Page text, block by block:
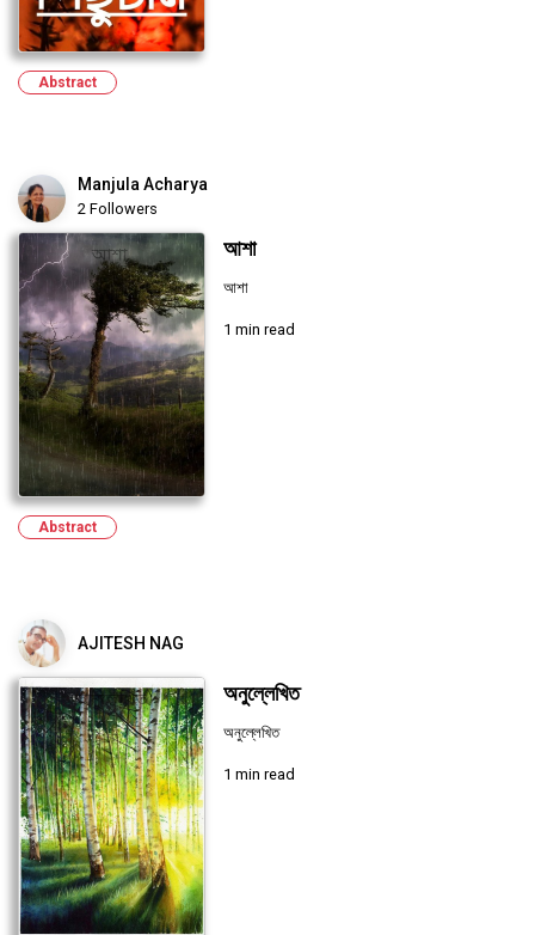
Abstract
Manjula Acharya
2 Followers
আশা
আশা
1 min read
Abstract
AJITESH NAG
অনুল্লেখিত
অনুল্লেখিত
1 min read